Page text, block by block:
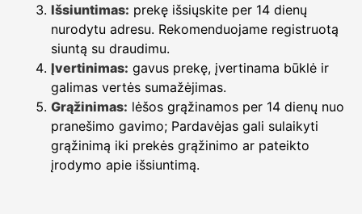
Išsiuntimas: prekę išsiųskite per 14 dienų
nurodytu adresu. Rekomenduojame registruotą
siuntą su draudimu.
Įvertinimas: gavus prekę, įvertinama būklė ir
galimas vertės sumažėjimas.
Grąžinimas: lėšos grąžinamos per 14 dienų nuo
pranešimo gavimo; Pardavėjas gali sulaikyti
grąžinimą iki prekės grąžinimo ar pateikto
įrodymo apie išsiuntimą.